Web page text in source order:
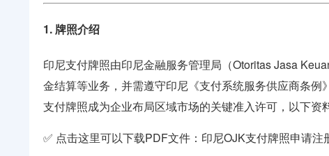
1. 牌照介绍
印尼支付牌照由印尼金融服务管理局（Otoritas Jasa
金结算等业务，并需遵守印尼《支付系统服务供应商条
支付牌照成为企业布局区域市场的关键准入许可，以下资
✅ 点击这里可以下载PDF文件： 印尼OJK支付牌照申请注